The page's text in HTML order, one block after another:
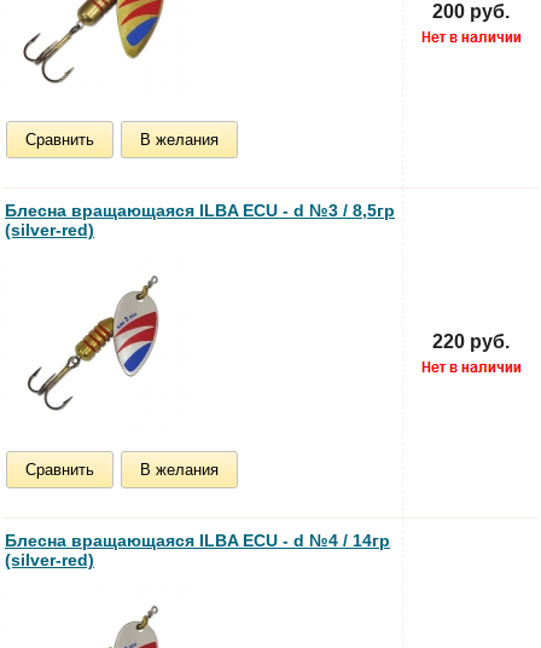
Сравнить В желания
200 руб.
Блесна вращающаяся ILBA ECU - d №3 / 8,5гр
(silver-red)
Сравнить В желания
220 руб.
Блесна вращающаяся ILBA ECU - d №4 / 14гр
(silver-red)